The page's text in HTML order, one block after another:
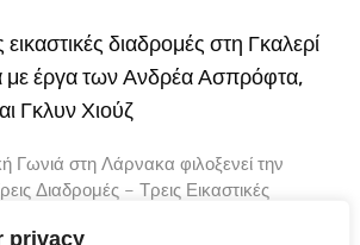
privacy
διαδρομές στη Γκαλερί
με έργα των Ανδρέα Ασπρόφτα,
Γκλυν Χιούζ
Γωνιά στη Λάρνακα φιλοξενεί την
Διαδρομές – Τρεις Εικαστικές